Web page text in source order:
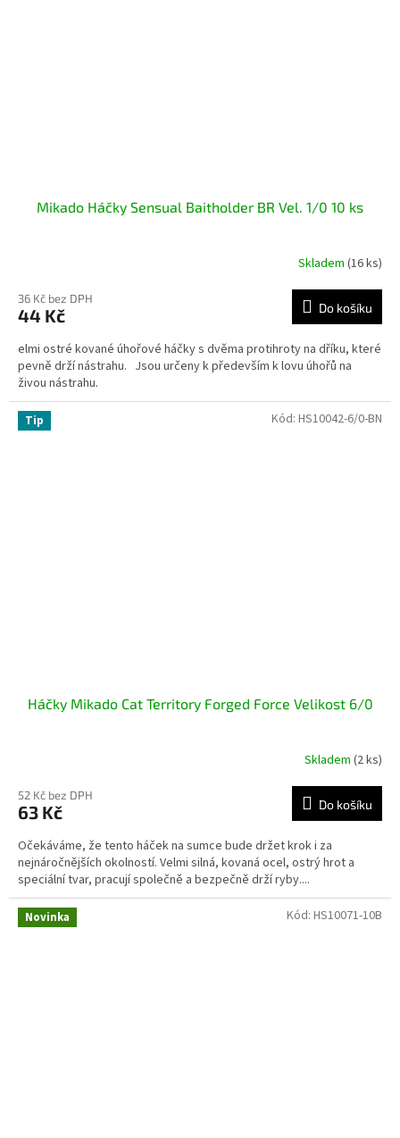
Mikado Háčky Sensual Baitholder BR Vel. 1/0 10 ks
Skladem (16 ks)
36 Kč bez DPH
44 Kč Do košíku
elmi ostré kované úhořové háčky s dvěma protihroty na dříku, které
pevně drží nástrahu. Jsou určeny k především k lovu úhořů na
živou nástrahu.
Tip
Háčky Mikado Cat Territory Forged Force Velikost 6/0
Skladem (2 ks)
52 Kč bez DPH
63 Kč Do košíku
Očekáváme, že tento háček na sumce bude držet krok i za
nejnáročnějších okolností. Velmi silná, kovaná ocel, ostrý hrot a
speciální tvar, pracují společně a bezpečně drží ryby....
Kód: HS10042-6/0-BN
Novinka Kód: HS10071-10B